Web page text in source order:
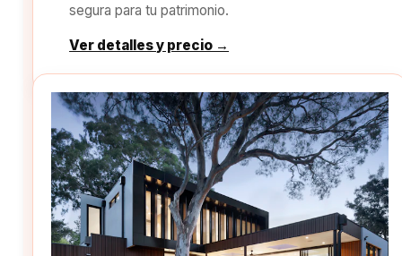
segura para tu patrimonio.
Ver detalles y precio →